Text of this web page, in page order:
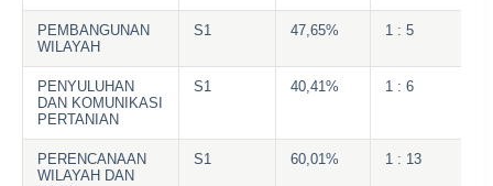
PEMBANGUNAN
WILAYAH
S1 47,65% 1 : 5
PENYULUHAN
DAN KOMUNIKASI
PERTANIAN
S1 40,41% 1 : 6
PERENCANAAN
WILAYAH DAN
S1 60,01% 1 : 13